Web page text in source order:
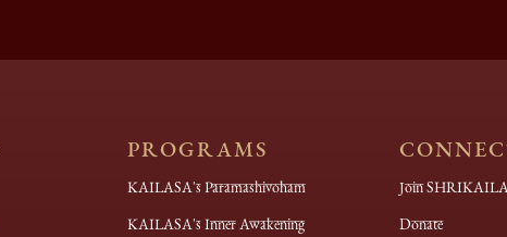
PROGRAMS
KAILASA's Paramashivoham
KAILASA's Inner Awakening
Join
Donate